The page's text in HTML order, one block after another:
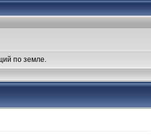
по земле.